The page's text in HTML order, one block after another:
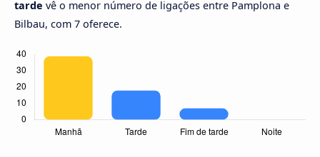
tarde vê o menor número de ligações entre Pamplona e
Bilbau, com 7 oferece.